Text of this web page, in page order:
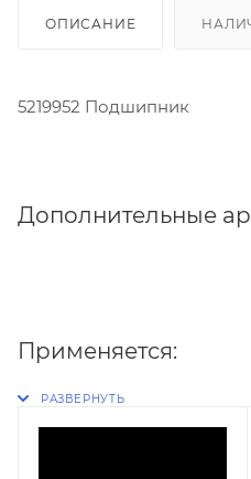
ОПИСАНИЕ
5219952 Подшипник
Дополнительные
Применяется: